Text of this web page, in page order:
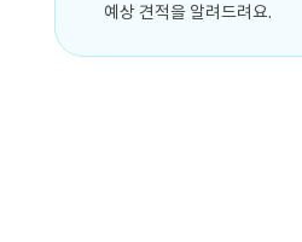
예상 견적을 알려드려요.